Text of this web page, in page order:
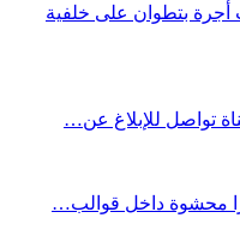
بتطوان على خلفية
تواصل للإبلاغ عن…